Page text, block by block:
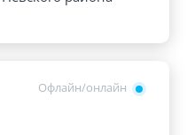
Офлайн/онлайн